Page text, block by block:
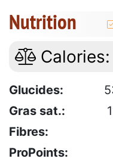
Nutrition
Calories:
Glucides:
Gras sat.:
Fibres:
ProPoints: